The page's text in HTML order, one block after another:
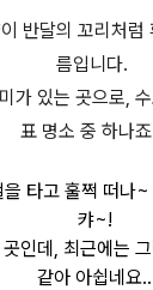
반달의 꼬리처럼
름입니다.
가 있는 곳으로,
표 명소 중 하나죠
타고 훌쩍 떠나~
캬~!
인데, 최근에는
같아 아쉽네요..